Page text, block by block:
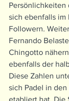
Persönlichkeiten
sich ebenfalls
Followern.
Fernando
Chingotto
ebenfalls der
Diese Zahlen
sich Padel in
etabliert hat. Die